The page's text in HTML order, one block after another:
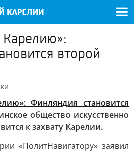
Карелию»:
второй
Финляндия становится
общество искусственно
к захвату Карелии.
«ПолитНавигатору» заявил